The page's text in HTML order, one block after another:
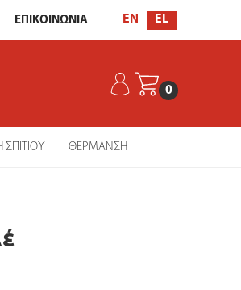
ΕΠΙΚΟΙΝΩΝΙΑ EN EL
0
ΣΠΙΤΙΟΥ ΘΕΡΜΑΝΣΗ